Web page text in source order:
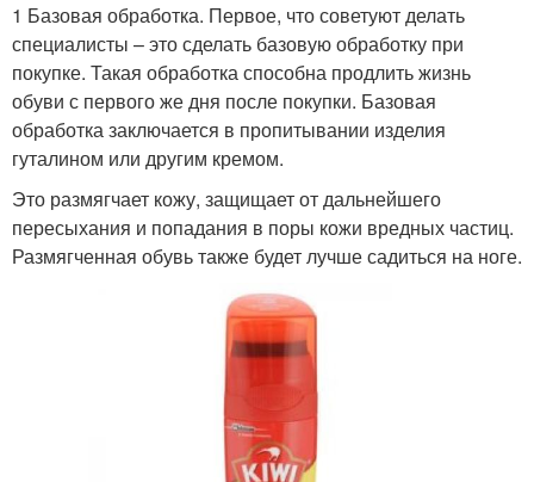
1 Базовая обработка. Первое, что советуют делать
специалисты – это сделать базовую обработку при
покупке. Такая обработка способна продлить жизнь
обуви с первого же дня после покупки. Базовая
обработка заключается в пропитывании изделия
гуталином или другим кремом.
Это размягчает кожу, защищает от дальнейшего
пересыхания и попадания в поры кожи вредных частиц.
Размягченная обувь также будет лучше садиться на ноге.